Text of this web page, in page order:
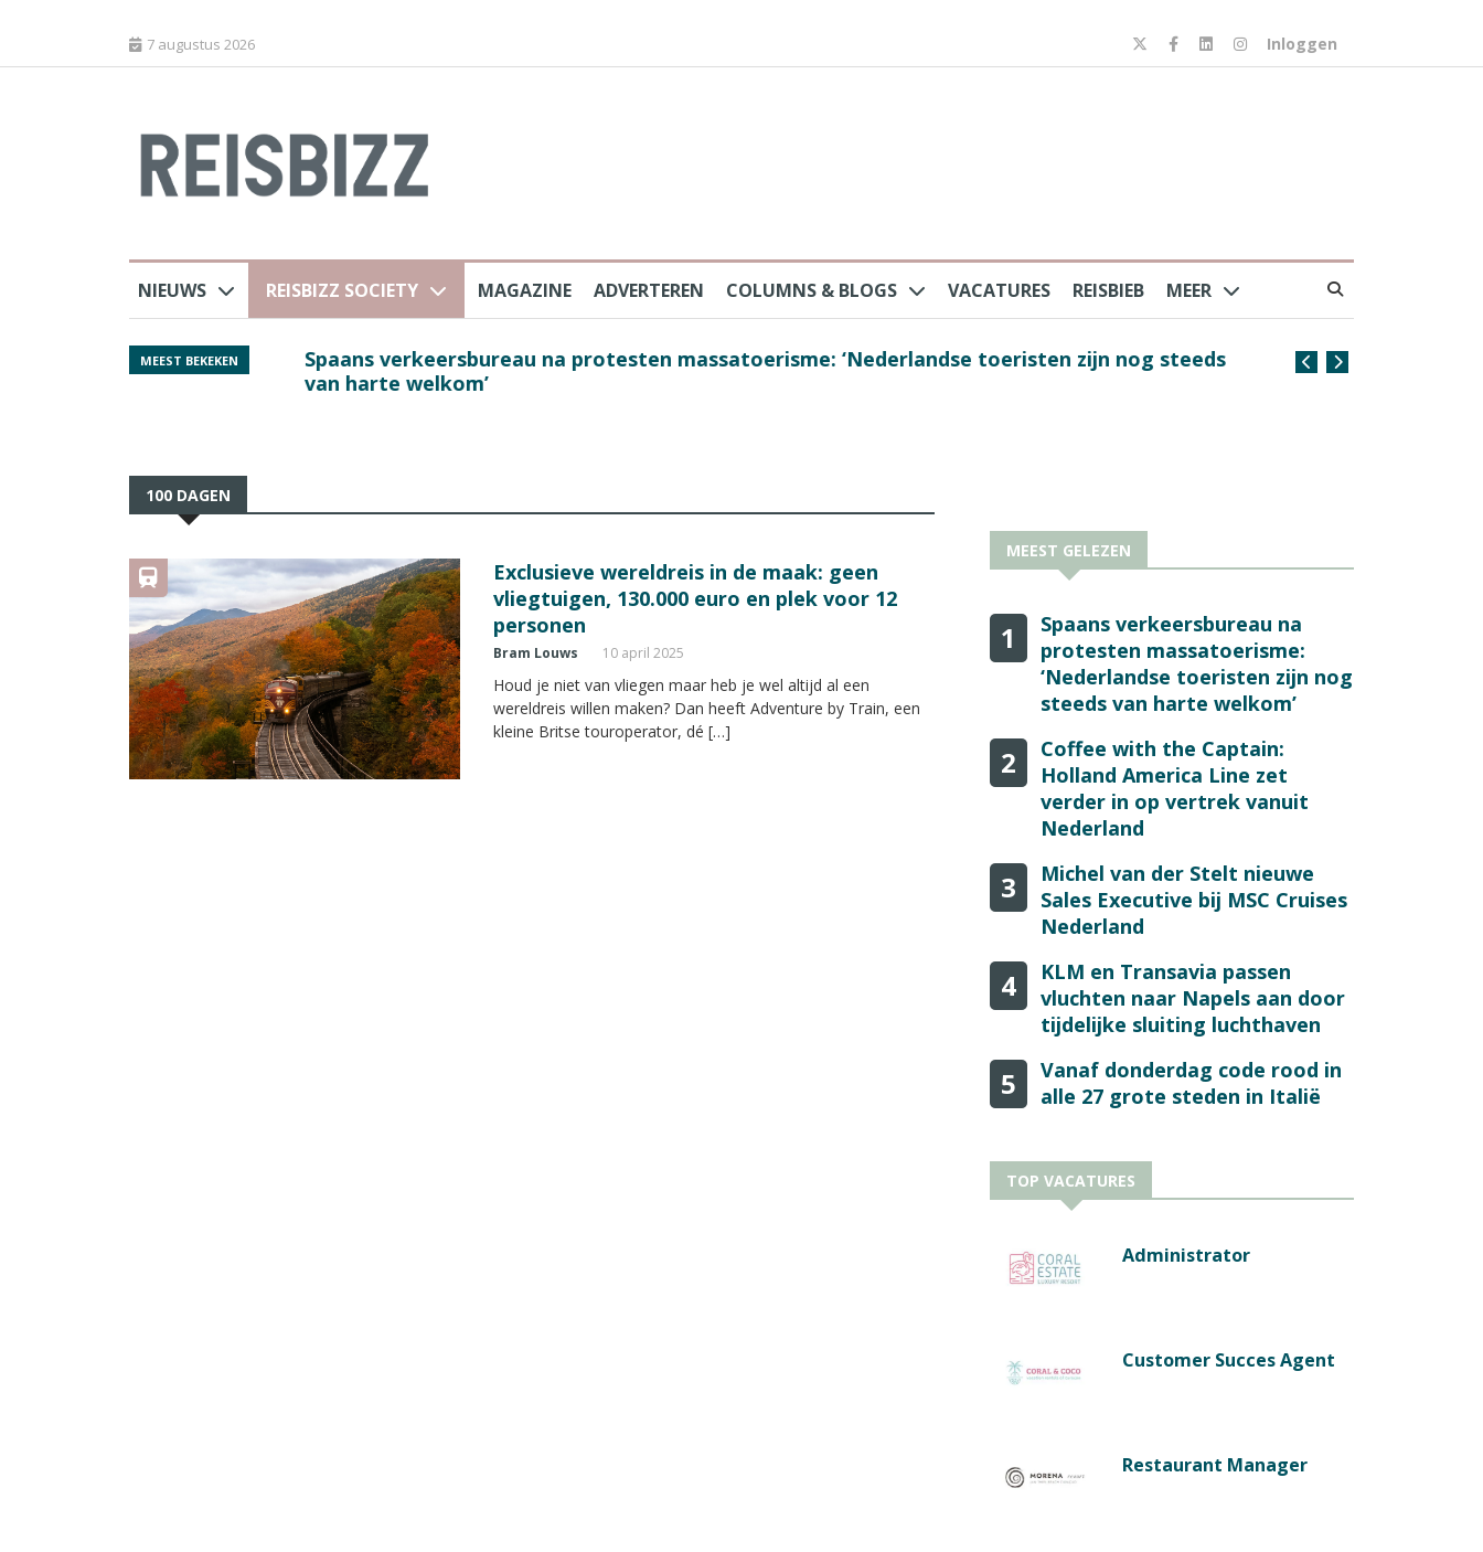
7 augustus 2026 Inloggen
NIEUWS REISBIZZ SOCIETY MAGAZINE ADVERTEREN COLUMNS & BLOGS VACATURES REISBIEB MEER
MEEST BEKEKEN
luchthaven
Spaans verkeersbureau na protesten massatoerisme: ‘Nederlandse toeristen zijn nog steeds
van harte welkom’
Coffee with the
100 DAGEN
Exclusieve wereldreis in de maak: geen
vliegtuigen, 130.000 euro en plek voor 12
personen
Bram Louws 10 april 2025
Houd je niet van vliegen maar heb je wel altijd al een
wereldreis willen maken? Dan heeft Adventure by Train, een
kleine Britse touroperator, dé […]
MEEST GELEZEN
1
Spaans verkeersbureau na
protesten massatoerisme:
‘Nederlandse toeristen zijn nog
steeds van harte welkom’
2
Coffee with the Captain:
Holland America Line zet
verder in op vertrek vanuit
Nederland
3
Michel van der Stelt nieuwe
Sales Executive bij MSC Cruises
Nederland
4
KLM en Transavia passen
vluchten naar Napels aan door
tijdelijke sluiting luchthaven
5
Vanaf donderdag code rood in
alle 27 grote steden in Italië
TOP VACATURES
Administrator
Customer Succes Agent
Restaurant Manager